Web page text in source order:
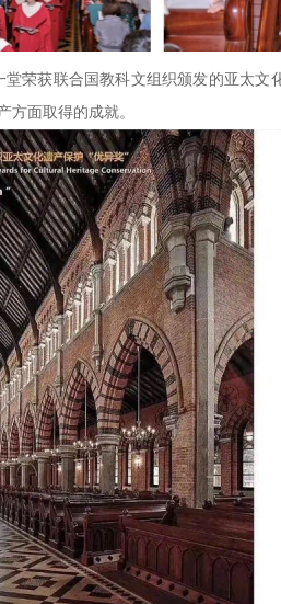
堂荣获联合国教科文组织颁发的亚太
方面取得的成就。